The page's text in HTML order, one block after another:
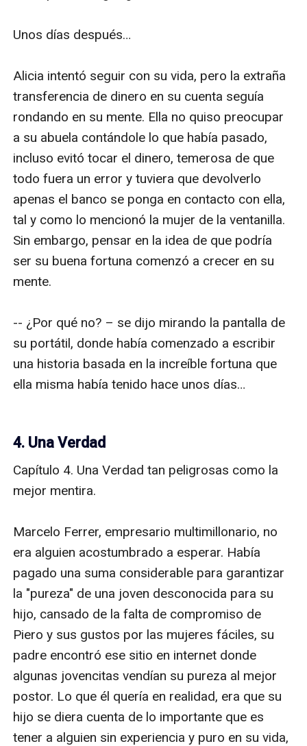
Unos días después…
Alicia intentó seguir con su vida, pero la extraña
transferencia de dinero en su cuenta seguía
rondando en su mente. Ella no quiso preocupar
a su abuela contándole lo que había pasado,
incluso evitó tocar el dinero, temerosa de que
todo fuera un error y tuviera que devolverlo
apenas el banco se ponga en contacto con ella,
tal y como lo mencionó la mujer de la ventanilla.
Sin embargo, pensar en la idea de que podría
ser su buena fortuna comenzó a crecer en su
mente.
-- ¿Por qué no? – se dijo mirando la pantalla de
su portátil, donde había comenzado a escribir
una historia basada en la increíble fortuna que
ella misma había tenido hace unos días…
4. Una Verdad
Capítulo 4. Una Verdad tan peligrosas como la
mejor mentira.
Marcelo Ferrer, empresario multimillonario, no
era alguien acostumbrado a esperar. Había
pagado una suma considerable para garantizar
la "pureza" de una joven desconocida para su
hijo, cansado de la falta de compromiso de
Piero y sus gustos por las mujeres fáciles, su
padre encontró ese sitio en internet donde
algunas jovencitas vendían su pureza al mejor
postor. Lo que él quería en realidad, era que su
hijo se diera cuenta de lo importante que es
tener a alguien sin experiencia y puro en su vida,